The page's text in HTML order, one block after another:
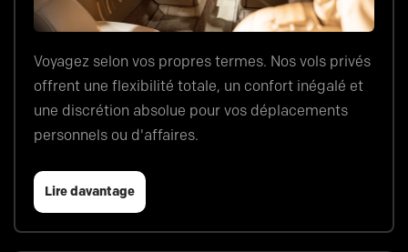
Voyagez selon vos propres termes. Nos vols privés
offrent une flexibilité totale, un confort inégalé et
une discrétion absolue pour vos déplacements
personnels ou d'affaires.
Lire davantage